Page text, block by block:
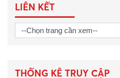
LIÊN KẾT
THỐNG KÊ TRUY CẬP